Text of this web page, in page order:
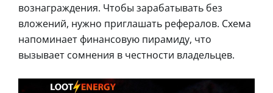
вознаграждения. Чтобы зарабатывать без
вложений, нужно приглашать рефералов. Схема
напоминает финансовую пирамиду, что
вызывает сомнения в честности владельцев.